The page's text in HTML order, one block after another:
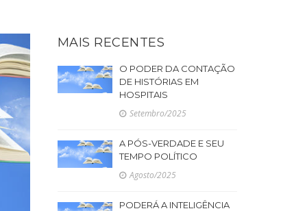
MAIS RECENTES
O PODER DA CONTAÇÃO
DE HISTÓRIAS EM
HOSPITAIS
Setembro/2025
A PÓS-VERDADE E SEU
TEMPO POLÍTICO
Agosto/2025
PODERÁ A INTELIGÊNCIA